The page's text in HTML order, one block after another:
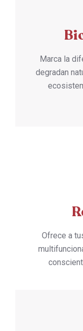
Marca la
degradan
Ofrece a